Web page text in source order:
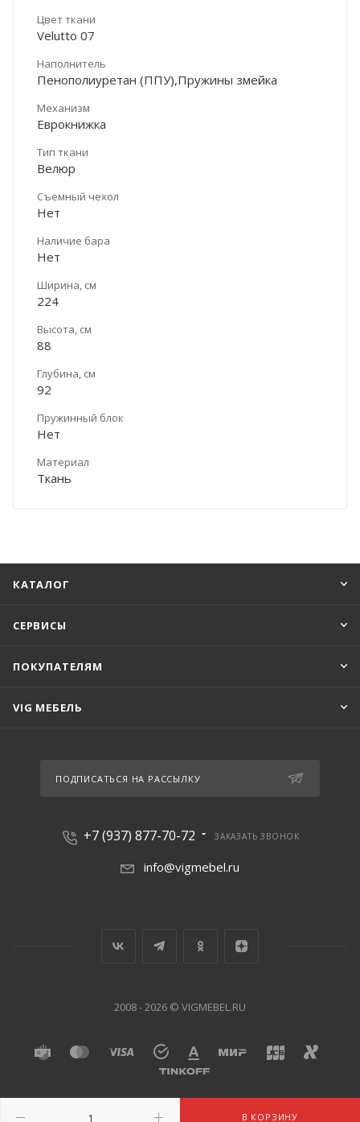
В КОРЗИНУ
Цвет ткани
Velutto 07
Наполнитель
Пенополиуретан (ППУ),Пружины змейка
Механизм
Еврокнижка
Тип ткани
Велюр
Съемный чехол
Нет
Наличие бара
Нет
Ширина, см
224
Высота, см
88
Глубина, см
92
Пружинный блок
Нет
Материал
Ткань
КАТАЛОГ
СЕРВИСЫ
ПОКУПАТЕЛЯМ
VIG МЕБЕЛЬ
ПОДПИСАТЬСЯ НА РАССЫЛКУ
+7 (937) 877-70-72 ЗАКАЗАТЬ ЗВОНОК
info@vigmebel.ru
2008 - 2026 © VIGMEBEL.RU